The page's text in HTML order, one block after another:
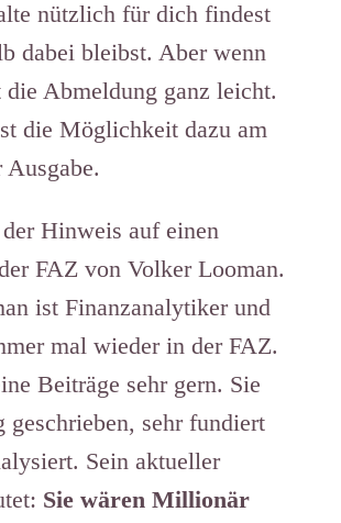
nützlich für dich findest
dabei bleibst. Aber wenn
Abmeldung ganz leicht.
die Möglichkeit dazu am
Ausgabe.
Hinweis auf einen
FAZ von Volker Looman.
ist Finanzanalytiker und
mal wieder in der FAZ.
Beiträge sehr gern. Sie
geschrieben, sehr fundiert
Sein aktueller
Sie wären Millionär